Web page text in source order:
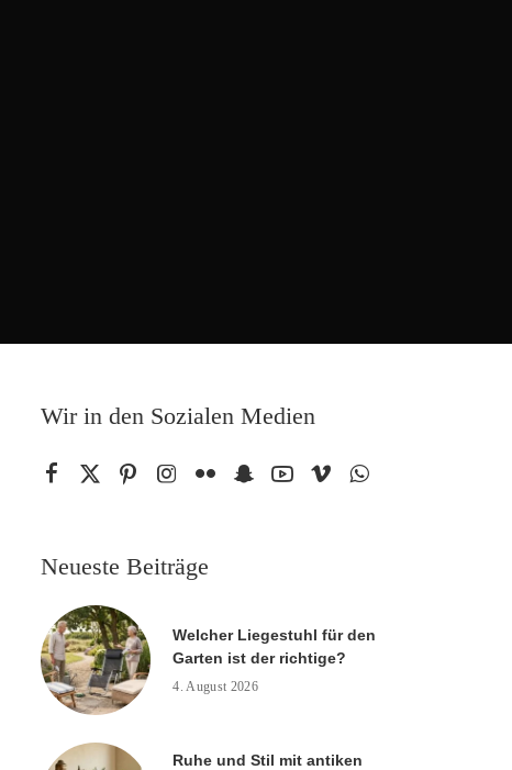
Wir in den Sozialen Medien
Neueste Beiträge
Welcher Liegestuhl für den
Garten ist der richtige?
4. August 2026
Ruhe und Stil mit antiken